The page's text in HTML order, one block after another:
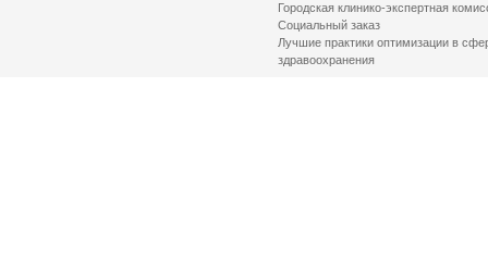
Городская клинико-экспертная
Социальный заказ
Лучшие практики оптимизации в
здравоохранения